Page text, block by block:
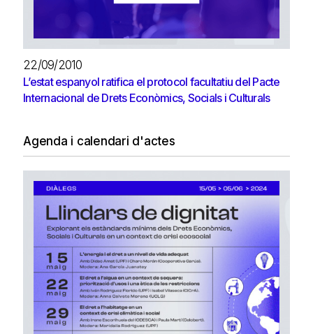
22/09/2010
L’estat espanyol ratifica el protocol facultatiu del Pacte
Internacional de Drets Econòmics, Socials i Culturals
Agenda i calendari d'actes